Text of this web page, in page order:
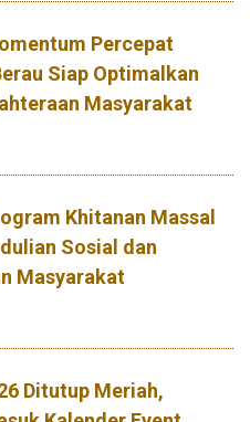
Percepat
Siap Optimalkan
Masyarakat
Khitanan Massal
Sosial dan
Masyarakat
Ditutup Meriah,